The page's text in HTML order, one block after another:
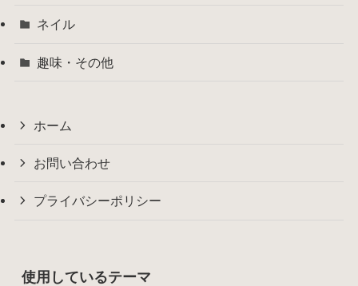
ネイル
趣味・その他
ホーム
お問い合わせ
プライバシーポリシー
使用しているテーマ